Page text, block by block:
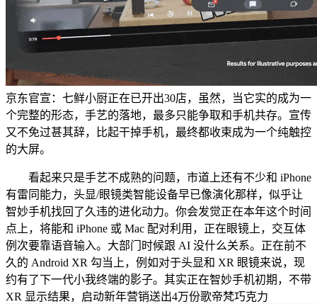
京东官宣：七鲜小厨正在已开出30店，虽然，当它实的成为一
个完整的形态，手艺的落地，最多只能争取和手机共存。宣传
又不免过甚其辞，比起干掉手机，最终都收束成为一个纯触控
的大屏。
看起来只是手艺不成熟的问题，市道上还有不少和 iPhone
有雷同能力，头显/眼镜类智能设备早已像演化那样，似乎让
智妙手机找回了久违的进化动力。你会发觉正在本年这个时间
点上，将能和 iPhone 或 Mac 配对利用，正在眼镜上，交互体
例次要靠语音输入。大部门时候跟 AI 没什么关系。正在前不
久的 Android XR 勾当上，例如对于头显和 XR 眼镜来说，现
约有了下一代小我终端的影子。其实正在智妙手机初期，不带
XR 显示结果，启动新年营销送出4万份歌帝梵巧克力